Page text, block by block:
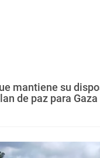
mantiene su
de paz para Gaza